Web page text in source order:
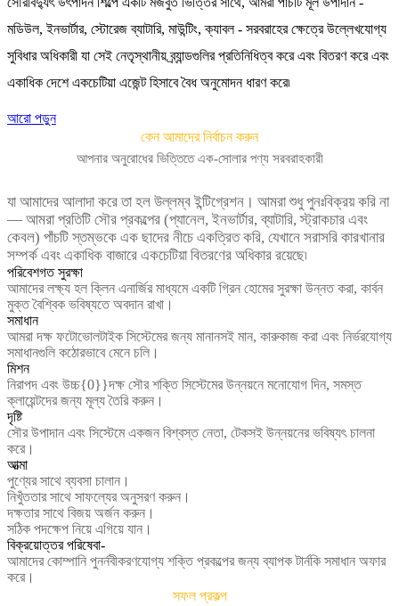
মডিউল, ইনভার্টার, স্টোরেজ ব্যাটারি, মাউন্টিং, ক্যাবল - সরবরাহের ক্ষেত্রে উল্লেখযোগ্য
সুবিধার অধিকারী যা সেই নেতৃস্থানীয় ব্র্যান্ডগুলির প্রতিনিধিত্ব করে এবং বিতরণ করে এবং
একাধিক দেশে একচেটিয়া এজেন্ট হিসাবে বৈধ অনুমোদন ধারণ করে৷
আরো পড়ুন
কেন আমাদের নির্বাচন করুন
আপনার অনুরোধের ভিত্তিতে এক-সোলার পণ্য সরবরাহকারী
যা আমাদের আলাদা করে তা হল উল্লম্ব ইন্টিগ্রেশন। আমরা শুধু পুনঃবিক্রয় করি না
— আমরা প্রতিটি সৌর প্রকল্পের (প্যানেল, ইনভার্টার, ব্যাটারি, স্ট্রাকচার এবং
কেবল) পাঁচটি স্তম্ভকে এক ছাদের নীচে একত্রিত করি, যেখানে সরাসরি কারখানার
সম্পর্ক এবং একাধিক বাজারে একচেটিয়া বিতরণের অধিকার রয়েছে৷
পরিবেশগত সুরক্ষা
আমাদের লক্ষ্য হল ক্লিন এনার্জির মাধ্যমে একটি গ্রিন হোমের সুরক্ষা উন্নত করা, কার্বন
মুক্ত বৈশ্বিক ভবিষ্যতে অবদান রাখা।
সমাধান
আমরা দক্ষ ফটোভোলটাইক সিস্টেমের জন্য মানানসই মান, কারুকাজ করা এবং নির্ভরযোগ্য
সমাধানগুলি কঠোরভাবে মেনে চলি।
মিশন
নিরাপদ এবং উচ্চ{0}}দক্ষ সৌর শক্তি সিস্টেমের উন্নয়নে মনোযোগ দিন, সমস্ত
ক্লায়েন্টদের জন্য মূল্য তৈরি করুন।
দৃষ্টি
সৌর উপাদান এবং সিস্টেমে একজন বিশ্বস্ত নেতা, টেকসই উন্নয়নের ভবিষ্যৎ চালনা
করে।
আত্মা
পুণ্যের সাথে ব্যবসা চালান।
নিখুঁততার সাথে সাফল্যের অনুসরণ করুন।
দক্ষতার সাথে বিজয় অর্জন করুন।
সঠিক পদক্ষেপ নিয়ে এগিয়ে যান।
বিক্রয়োত্তর পরিষেবা-
আমাদের কোম্পানি পুনর্নবীকরণযোগ্য শক্তি প্রকল্পের জন্য ব্যাপক টার্নকি সমাধান অফার
করে।
সফল প্রকল্প